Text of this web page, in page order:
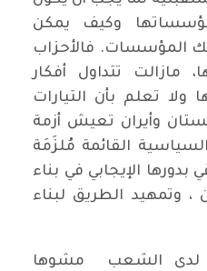
وكيف يمكن
المؤسسات. فالأحزاب
مازالت تتداول أفكار
ولا تعلم بأن التيارات
وأيران تعيش أزمة
القائمة مُلزَمَة
بدورها الإيجابي في بناء
وتمهيد الطريق لبناء
لدى الشعب مشوها